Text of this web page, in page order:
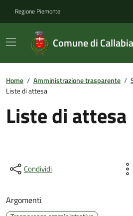
Regione Piemonte
Comune di
Home / Amministrazione trasparente /
Liste di attesa
Liste di attesa
Condividi
Argomenti